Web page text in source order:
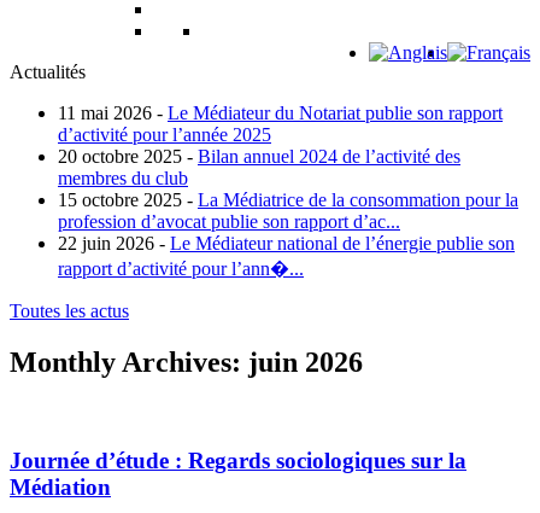
Actualités
11 mai 2026 - Le Médiateur du Notariat publie son rapport
d’activité pour l’année 2025
20 octobre 2025 - Bilan annuel 2024 de l’activité des
membres du club
15 octobre 2025 - La Médiatrice de la consommation pour la
profession d’avocat publie son rapport d’ac...
22 juin 2026 - Le Médiateur national de l’énergie publie son
rapport d’activité pour l’ann�...
Toutes les actus
Monthly Archives: juin 2026
Journée d’étude : Regards sociologiques sur la
Médiation